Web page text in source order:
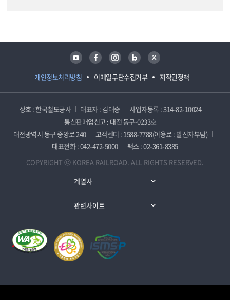
개인정보처리방침 이메일무단수집거부 저작권정책
유튜브 페이스북 인스타그램 블로그 트위터
상호 : 한국철도공사 대표자 : 김태승
사업자등록 : 314-82-10024
통신판매업신고 : 대전 동구-0233호
대전광역시 동구 중앙로 240
고객센터 : 1588-7788(이용료 : 발신자부담)
대표전화 : 042-472-5000
팩스 : 02-361-8385
COPYRIGHT ⓒ KOREA RAILROAD. ALL RIGHTS RESERVED.
계열사
관련사이트